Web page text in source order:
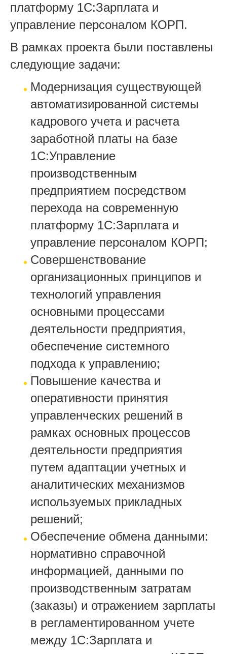
платформу 1С:Зарплата и
управление персоналом КОРП.
В рамках проекта были поставлены
следующие задачи:
Модернизация существующей
автоматизированной системы
кадрового учета и расчета
заработной платы на базе
1С:Управление
производственным
предприятием посредством
перехода на современную
платформу 1С:Зарплата и
управление персоналом КОРП;
Совершенствование
организационных принципов и
технологий управления
основными процессами
деятельности предприятия,
обеспечение системного
подхода к управлению;
Повышение качества и
оперативности принятия
управленческих решений в
рамках основных процессов
деятельности предприятия
путем адаптации учетных и
аналитических механизмов
используемых прикладных
решений;
Обеспечение обмена данными:
нормативно справочной
информацией, данными по
производственным затратам
(заказы) и отражением зарплаты
в регламентированном учете
между 1С:Зарплата и